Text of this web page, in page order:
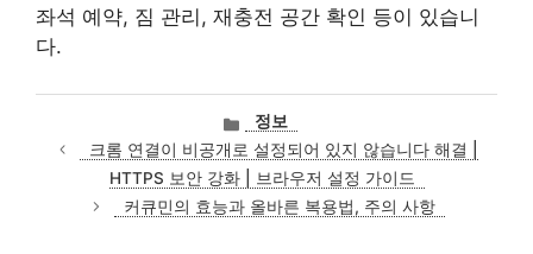
좌석 예약, 짐 관리, 재충전 공간 확인 등이 있습니
다.
카
테
고
리
정보
크롬 연결이 비공개로 설정되어 있지 않습니다 해결 |
HTTPS 보안 강화 | 브라우저 설정 가이드
커큐민의 효능과 올바른 복용법, 주의 사항